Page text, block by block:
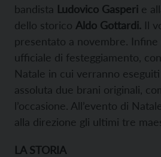
bandista Ludovico Gasperi e
dello storico Aldo Gottardi. Il
presentato a novembre. Infine
ufficiale di festeggiamento,
Natale in cui verranno
assoluta due brani originali,
l’occasione. All’evento di
alla direzione gli ultimi tre
LA STORIA